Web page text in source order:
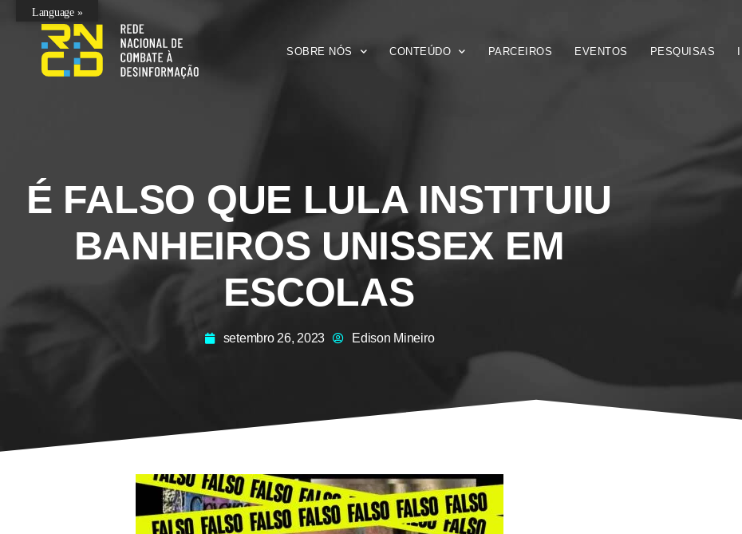
SOBRE NÓS CONTEÚDO PARCEIROS EVENTOS PESQUISAS
É FALSO QUE LULA INSTITUIU
BANHEIROS UNISSEX EM
ESCOLAS
setembro 26, 2023 Edison Mineiro
Language »